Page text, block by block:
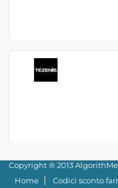
Copyright ® 2013
Home
Codici sconto